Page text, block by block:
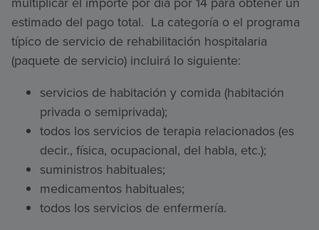
estimado del pago total. La categoría o el programa
típico de servicio de rehabilitación hospitalaria
(paquete de servicio) incluirá lo siguiente:
servicios de habitación y comida (habitación
privada o semiprivada);
todos los servicios de terapia relacionados (es
decir., física, ocupacional, del habla, etc.);
suministros habituales;
medicamentos habituales;
todos los servicios de enfermería.